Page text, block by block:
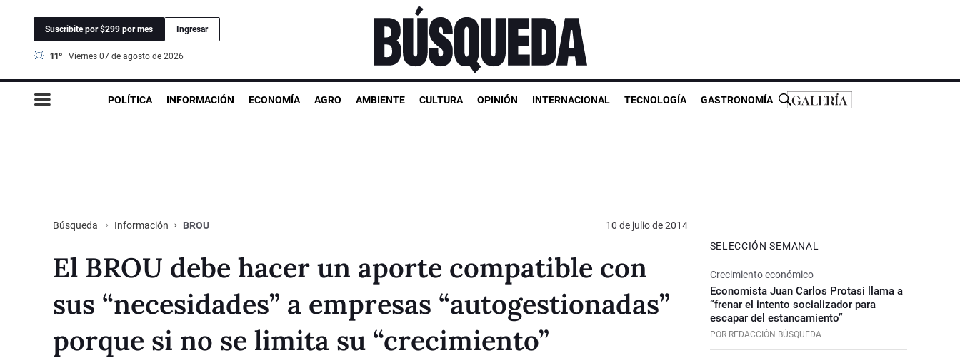
Suscribite por $299 por mes Ingresar
11° viernes 07 de agosto de 2026
POLÍTICA INFORMACIÓN ECONOMÍA AGRO AMBIENTE CULTURA OPINIÓN INTERNACIONAL TECNOLOGÍA GASTRONOMÍA
Búsqueda Información BROU 10 de julio de 2014
El BROU debe hacer un aporte compatible con
sus “necesidades” a empresas “autogestionadas”
porque si no se limita su “crecimiento”
SELECCIÓN SEMANAL
Crecimiento económico
Economista Juan Carlos Protasi llama a
“frenar el intento socializador para
escapar del estancamiento”
POR REDACCIÓN BÚSQUEDA